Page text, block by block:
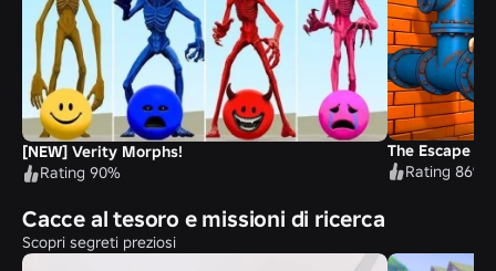
[NEW] Verity Morphs!
Rating 90%
The Escape
Rating 86%
Cacce al tesoro e missioni di ricerca
Scopri segreti preziosi